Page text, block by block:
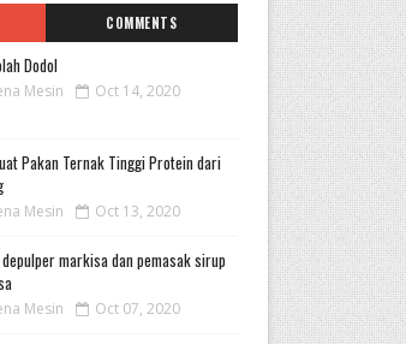
COMMENTS
Dodol
Mesin Oct 14, 2020
Pakan Ternak Tinggi Protein dari
Mesin Oct 13, 2020
markisa dan pemasak sirup
Mesin Oct 07, 2020